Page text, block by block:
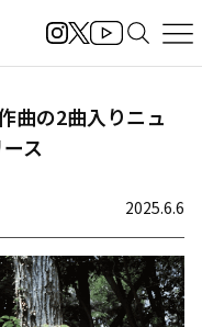
曲の2曲入りニュ
ス
2025.6.6